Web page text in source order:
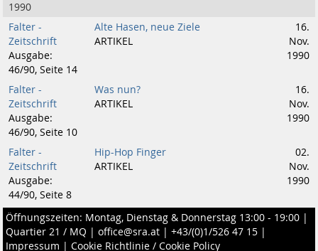
1990
Falter -
Zeitschrift
Ausgabe:
46/90, Seite 14
Alte Hasen, neue Ziele
ARTIKEL
16.
Nov.
1990
Falter -
Zeitschrift
Ausgabe:
46/90, Seite 10
Was nun?
ARTIKEL
16.
Nov.
1990
Falter -
Zeitschrift
Ausgabe:
44/90, Seite 8
Hip-Hop Finger
ARTIKEL
02.
Nov.
1990
Öffnungszeiten: Montag, Dienstag & Donnerstag 13:00 - 19:00 |
Quartier 21 / MQ | office@sra.at | +43/(0)1/526 47 15 |
Impressum | Cookie Richtlinie / Cookie Policy